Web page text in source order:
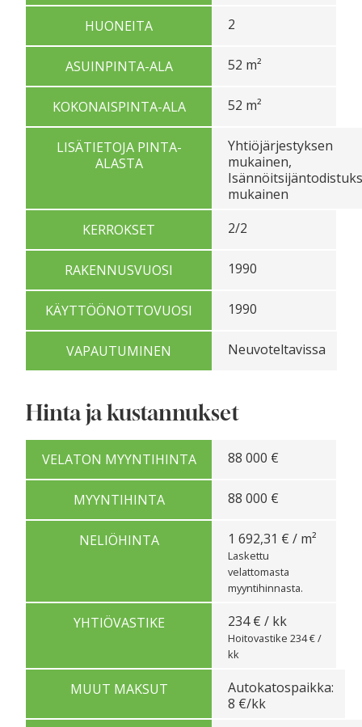
HUONEITA
2
ASUINPINTA-ALA 52 m²
KOKONAISPINTA-ALA 52 m²
LISÄTIETOJA PINTA-
ALASTA
Yhtiöjärjestyksen
mukainen,
mukainen
KERROKSET
2/2
RAKENNUSVUOSI 1990
KÄYTTÖÖNOTTOVUOSI 1990
VAPAUTUMINEN Neuvoteltavissa
Hinta ja kustannukset
VELATON MYYNTIHINTA 88 000 €
MYYNTIHINTA 88 000 €
NELIÖHINTA 1 692,31 € / m²
Laskettu
velattomasta
myyntihinnasta.
YHTIÖVASTIKE 234 € / kk
Hoitovastike 234 € /
kk
MUUT MAKSUT
Autokatospaikka:
8 €/kk